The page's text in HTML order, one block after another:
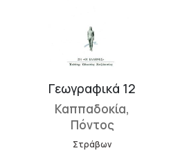
Γεωγραφικά 12
Καππαδοκία,
Πόντος
Στράβων